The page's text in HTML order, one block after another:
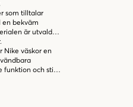
som tilltalar
en bekväm
är utvalda
Nike väskor en
funktion och stil